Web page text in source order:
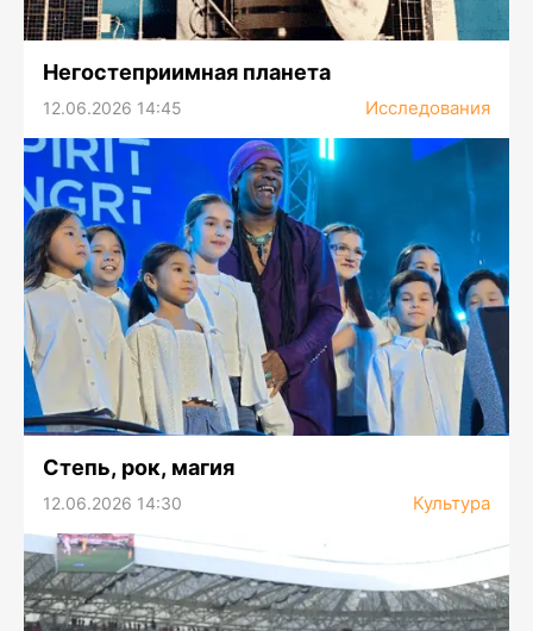
Негостеприимная планета
12.06.2026 14:45 Исследования
Степь, рок, магия
12.06.2026 14:30 Культура